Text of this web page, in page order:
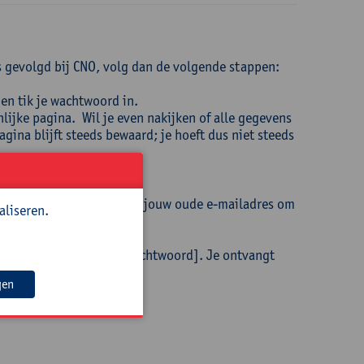
bij CNO, volg dan de volgende stappen:
tik je wachtwoord in.
pagina. Wil je even nakijken of alle gegevens
blijft steeds bewaard; je hoeft dus niet steeds
en thuisadres) naar jouw oude e-mailadres om
op de knop [Nieuw wachtwoord]. Je ontvangt
te maken.